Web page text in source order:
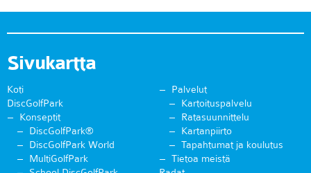
Sivukartta
Koti
DiscGolfPark
Konseptit
DiscGolfPark®
DiscGolfPark World
MultiGolfPark
Palvelut
Kartoituspalvelu
Ratasuunnittelu
Kartanpiirto
Tapahtumat ja koulutus
Tietoa meistä